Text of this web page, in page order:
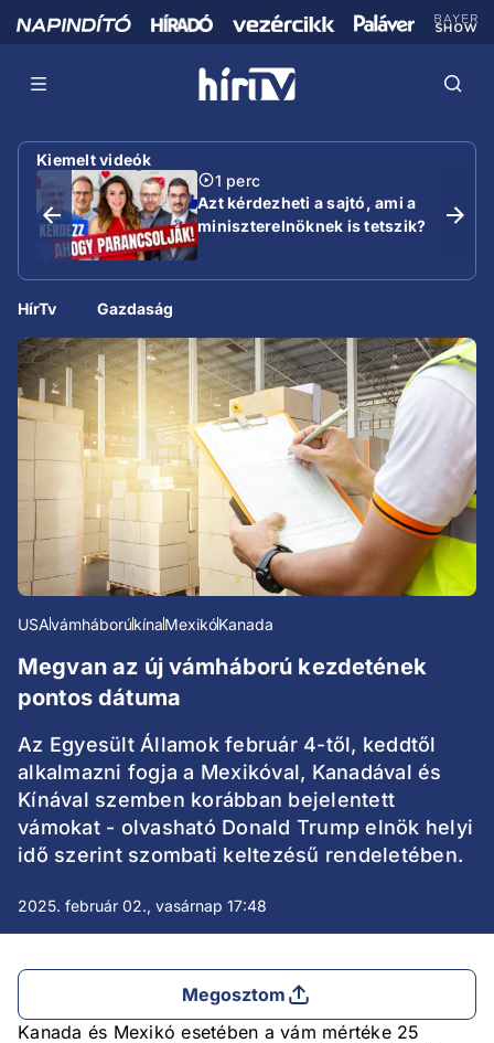
Kiemelt videók
1 perc
Azt kérdezheti a sajtó, ami a
miniszterelnöknek is tetszik?
HírTv Gazdaság
USAvámháborúkínaMexikóKanada
Megvan az új vámháború kezdetének
pontos dátuma
Az Egyesült Államok február 4-től, keddtől
alkalmazni fogja a Mexikóval, Kanadával és
Kínával szemben korábban bejelentett
vámokat - olvasható Donald Trump elnök helyi
idő szerint szombati keltezésű rendeletében.
2025. február 02., vasárnap 17:48
Megosztom
Kanada és Mexikó esetében a vám mértéke 25